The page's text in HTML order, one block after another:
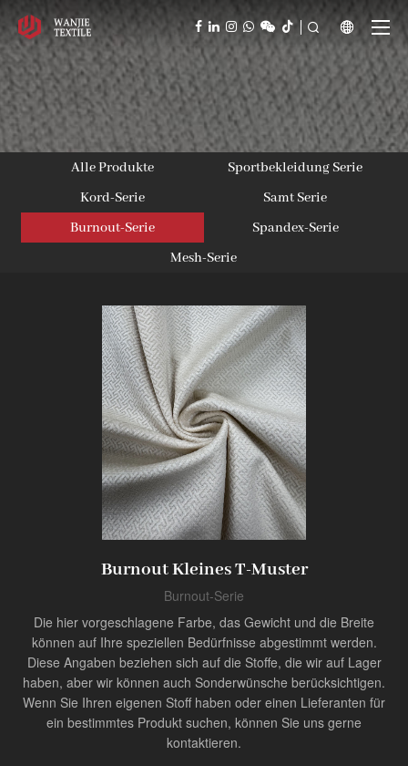
  
Innovator der Industrie
Alle Produkte
Sportbekleidung Serie
Kord-Serie
Samt Serie
Burnout-Serie
Spandex-Serie
Mesh-Serie
Burnout Kleines T-Muster
Burnout-Serie
Die hier vorgeschlagene Farbe, das Gewicht und die Breite
können auf Ihre speziellen Bedürfnisse abgestimmt werden.
Diese Angaben beziehen sich auf die Stoffe, die wir auf Lager
haben, aber wir können auch Sonderwünsche berücksichtigen.
Wenn Sie Ihren eigenen Stoff haben oder einen Lieferanten für
ein bestimmtes Produkt suchen, können Sie uns gerne
kontaktieren.